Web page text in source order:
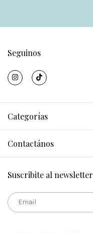
Seguinos
Categorías
Contactános
Suscribite al newsletter